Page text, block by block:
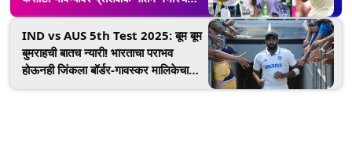
उत्तर, काय म्हणाला जाणून घ्या...
IND vs AUS 5th Test 2025: बूम बूम
बुमराहची बातच न्यारी! भारताचा पराभव
होऊनही जिंकला बॉर्डर-गावस्कर मालिकेचा